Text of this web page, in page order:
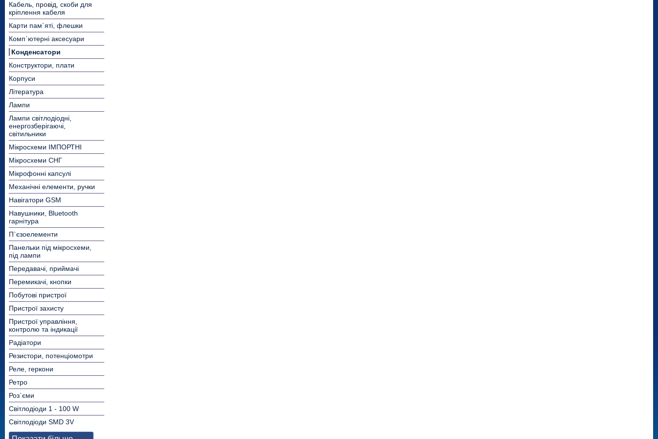
Кабель, провід, скоби для
кріплення кабеля
Карти пам`яті, флешки
Комп`ютерні аксесуари
Конденсатори
Конструктори, плати
Корпуси
Література
Лампи
Лампи світлодіодні,
енергозберігаючі,
світильники
Мікросхеми ІМПОРТНІ
Мікросхеми СНГ
Мікрофонні капсулі
Механічні елементи, ручки
Навігатори GSM
Навушники, Bluetooth
гарнітура
П`єзоелементи
Панельки під мікросхеми,
під лампи
Передавачі, приймачі
Перемикачі, кнопки
Побутові пристрої
Пристрої захисту
Пристрої управління,
контролю та індикації
Радіатори
Резистори, потенціомотри
Реле, геркони
Ретро
Роз`єми
Світлодіоди 1 - 100 W
Світлодіоди SMD 3V